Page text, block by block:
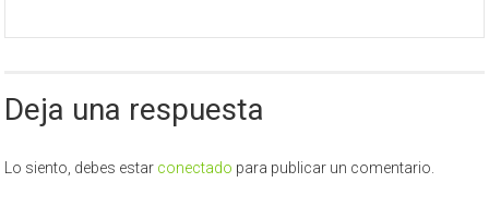
Deja una respuesta
Lo siento, debes estar conectado para publicar un comentario.